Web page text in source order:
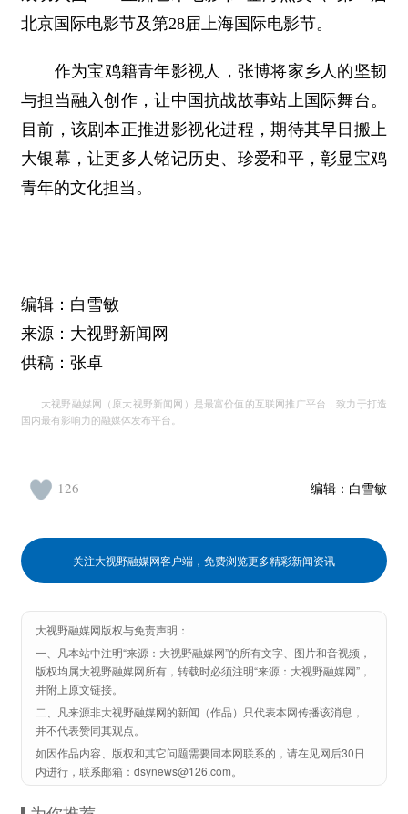
北京国际电影节及第28届上海国际电影节。
作为宝鸡籍青年影视人，张博将家乡人的坚韧
与担当融入创作，让中国抗战故事站上国际舞台。
目前，该剧本正推进影视化进程，期待其早日搬上
大银幕，让更多人铭记历史、珍爱和平，彰显宝鸡
青年的文化担当。
编辑：白雪敏
来源：大视野新闻网
供稿：张卓
大视野融媒网（原大视野新闻网）是最富价值的互联网推广平台，致力于打造
国内最有影响力的融媒体发布平台。
编辑： 白雪敏
126
关注大视野融媒网客户端，免费浏览更多精彩新闻资讯
大视野融媒网版权与免责声明：
一、凡本站中注明“来源：大视野融媒网”的所有文字、图片和音视频，
版权均属大视野融媒网所有，转载时必须注明“来源：大视野融媒网”，
并附上原文链接。
二、凡来源非大视野融媒网的新闻（作品）只代表本网传播该消息，
并不代表赞同其观点。
如因作品内容、版权和其它问题需要同本网联系的，请在见网后30日
内进行，联系邮箱：dsynews@126.com。